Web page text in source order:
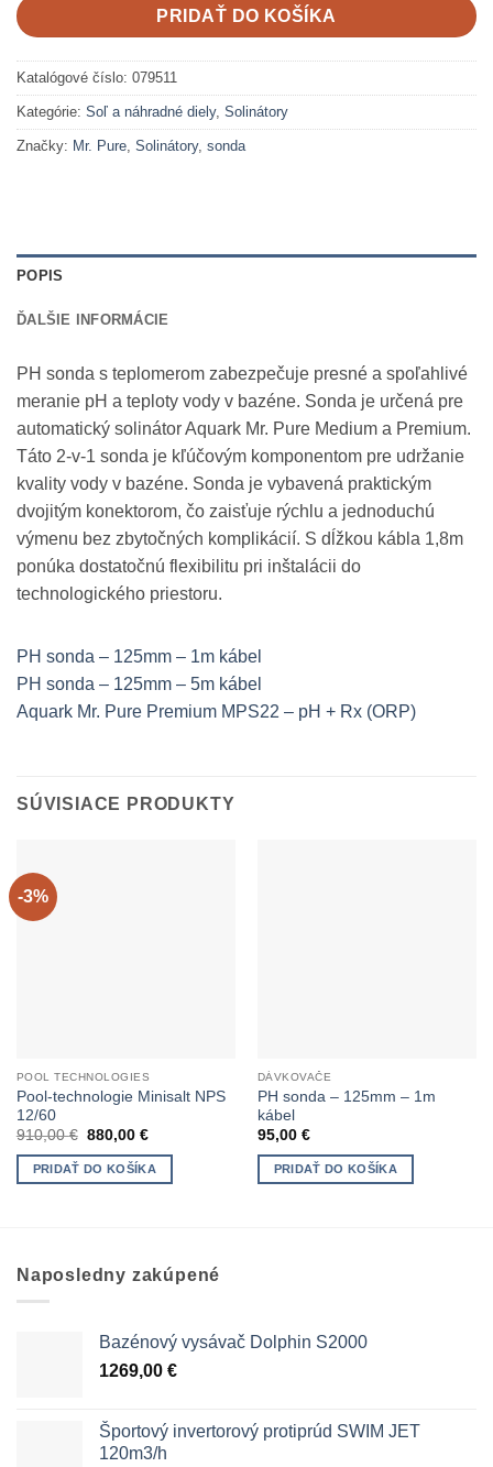
PRIDAŤ DO KOŠÍKA
Katalógové číslo: 079511
Kategórie: Soľ a náhradné diely, Solinátory
Značky: Mr. Pure, Solinátory, sonda
POPIS
ĎALŠIE INFORMÁCIE
PH sonda s teplomerom zabezpečuje presné a spoľahlivé
meranie pH a teploty vody v bazéne. Sonda je určená pre
automatický solinátor Aquark Mr. Pure Medium a Premium.
Táto 2-v-1 sonda je kľúčovým komponentom pre udržanie
kvality vody v bazéne. Sonda je vybavená praktickým
dvojitým konektorom, čo zaisťuje rýchlu a jednoduchú
výmenu bez zbytočných komplikácií. S dĺžkou kábla 1,8m
ponúka dostatočnú flexibilitu pri inštalácii do
technologického priestoru.
PH sonda – 125mm – 1m kábel
PH sonda – 125mm – 5m kábel
Aquark Mr. Pure Premium MPS22 – pH + Rx (ORP)
SÚVISIACE PRODUKTY
-3%
POOL TECHNOLOGIES
Pool-technologie Minisalt NPS
12/60
910,00€ Pôvodná
bola:
910,00 €.
880,00 €Aktuálna
je:
880,00 €.
PRIDAŤ DO KOŠÍKA
DÁVKOVAČE
PH sonda – 125mm – 1m
kábel
95,00 €
PRIDAŤ DO KOŠÍKA
Naposledny zakúpené
Bazénový vysávač Dolphin S2000
1269,00 €
Športový invertorový protiprúd SWIM JET
120m3/h